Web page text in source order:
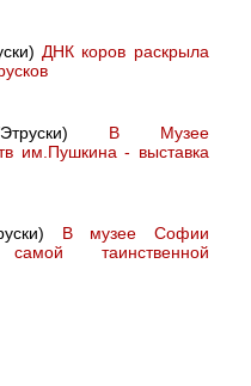
ДНК коров раскрыла
Этруски) В Музее
им.Пушкина - выставка
В музее Софии
таинственной